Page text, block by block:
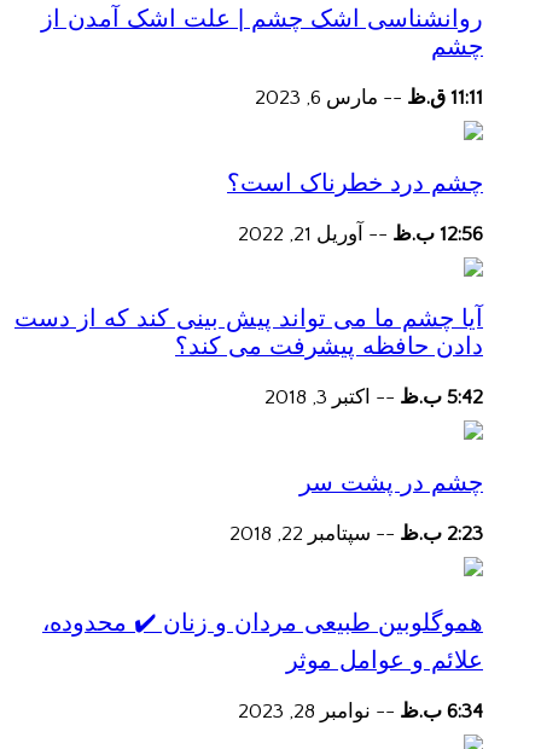
روانشناسی اشک چشم | علت اشک آمدن از
چشم
11:11 ق.ظ -- مارس 6, 2023
چشم درد خطرناک است؟
12:56 ب.ظ -- آوریل 21, 2022
آیا چشم ما می تواند پیش بینی کند که از دست
دادن حافظه پیشرفت می کند؟
5:42 ب.ظ -- اکتبر 3, 2018
چشم در پشت سر
2:23 ب.ظ -- سپتامبر 22, 2018
هموگلوبین طبیعی مردان و زنان ✔️ محدوده،
علائم و عوامل موثر
6:34 ب.ظ -- نوامبر 28, 2023